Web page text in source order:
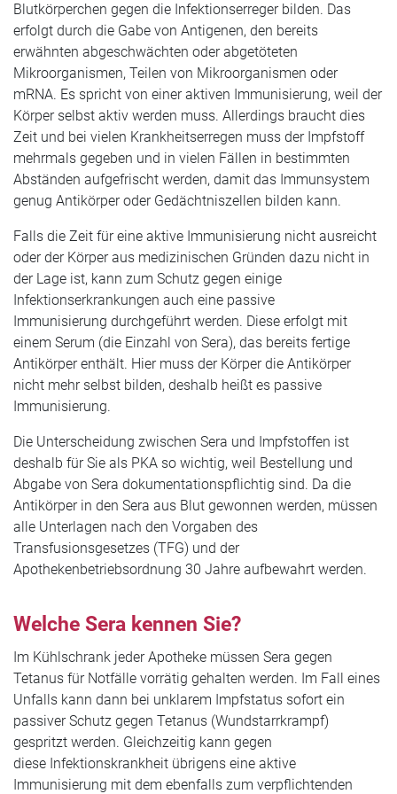
Blutkörperchen gegen die Infektionserreger bilden. Das
erfolgt durch die Gabe von Antigenen, den bereits
erwähnten abgeschwächten oder abgetöteten
Mikroorganismen, Teilen von Mikroorganismen oder
mRNA. Es spricht von einer aktiven Immunisierung, weil der
Körper selbst aktiv werden muss. Allerdings braucht dies
Zeit und bei vielen Krankheitserregen muss der Impfstoff
mehrmals gegeben und in vielen Fällen in bestimmten
Abständen aufgefrischt werden, damit das Immunsystem
genug Antikörper oder Gedächtniszellen bilden kann.
Falls die Zeit für eine aktive Immunisierung nicht ausreicht
oder der Körper aus medizinischen Gründen dazu nicht in
der Lage ist, kann zum Schutz gegen einige
Infektionserkrankungen auch eine passive
Immunisierung durchgeführt werden. Diese erfolgt mit
einem Serum (die Einzahl von Sera), das bereits fertige
Antikörper enthält. Hier muss der Körper die Antikörper
nicht mehr selbst bilden, deshalb heißt es passive
Immunisierung.
Die Unterscheidung zwischen Sera und Impfstoffen ist
deshalb für Sie als PKA so wichtig, weil Bestellung und
Abgabe von Sera dokumentationspflichtig sind. Da die
Antikörper in den Sera aus Blut gewonnen werden, müssen
alle Unterlagen nach den Vorgaben des
Transfusionsgesetzes (TFG) und der
Apothekenbetriebsordnung 30 Jahre aufbewahrt werden.
Welche Sera kennen Sie?
Im Kühlschrank jeder Apotheke müssen Sera gegen
Tetanus für Notfälle vorrätig gehalten werden. Im Fall eines
Unfalls kann dann bei unklarem Impfstatus sofort ein
passiver Schutz gegen Tetanus (Wundstarrkrampf)
gespritzt werden. Gleichzeitig kann gegen
diese Infektionskrankheit übrigens eine aktive
Immunisierung mit dem ebenfalls zum verpflichtenden